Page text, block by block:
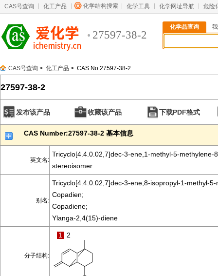
CAS号查询 化工产品 化学结构搜索 化学工具 化学网址导航 危险
27597-38-2
化学品查询
CAS号查询 > 化工产品 > CAS No.27597-38-2
27597-38-2
发布该产品 收藏该产品 下载PDF格式
CAS Number:27597-38-2 基本信息
英文名:
Tricyclo[4.4.0.02,7]dec-3-ene,1-methyl-5-methylene-
stereoisomer
别名:
Tricyclo[4.4.0.02,7]dec-3-ene,8-isopropyl-1-methyl-
Copadien;
Copadiene;
Ylanga-2,4(15)-diene
分子结构:
1 2